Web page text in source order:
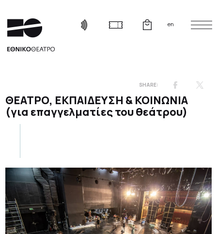
en
ΘΕΑΤΡΟ, ΕΚΠΑΙΔΕΥΣΗ & ΚΟΙΝΩΝΙΑ
(για επαγγελματίες του θεάτρου)